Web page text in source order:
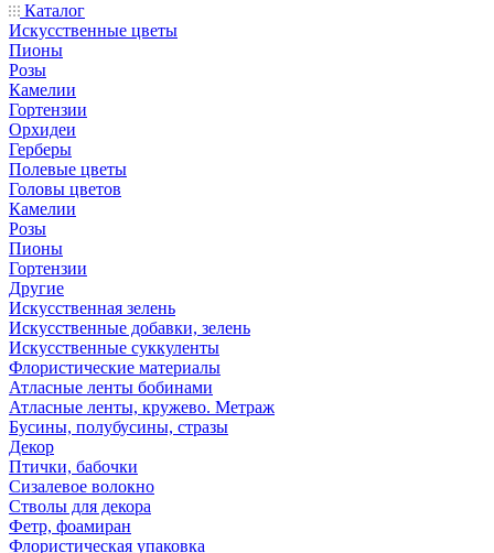
Каталог
Искусственные цветы
Пионы
Розы
Камелии
Гортензии
Орхидеи
Герберы
Полевые цветы
Головы цветов
Камелии
Розы
Пионы
Гортензии
Другие
Искусственная зелень
Искусственные добавки, зелень
Искусственные суккуленты
Флористические материалы
Атласные ленты бобинами
Атласные ленты, кружево. Метраж
Бусины, полубусины, стразы
Декор
Птички, бабочки
Сизалевое волокно
Стволы для декора
Фетр, фоамиран
Флористическая упаковка